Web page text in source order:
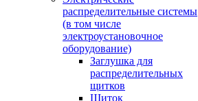
распределительные системы
(в том числе
электроустановочное
оборудование)
Заглушка для
распределительных
щитков
Щиток